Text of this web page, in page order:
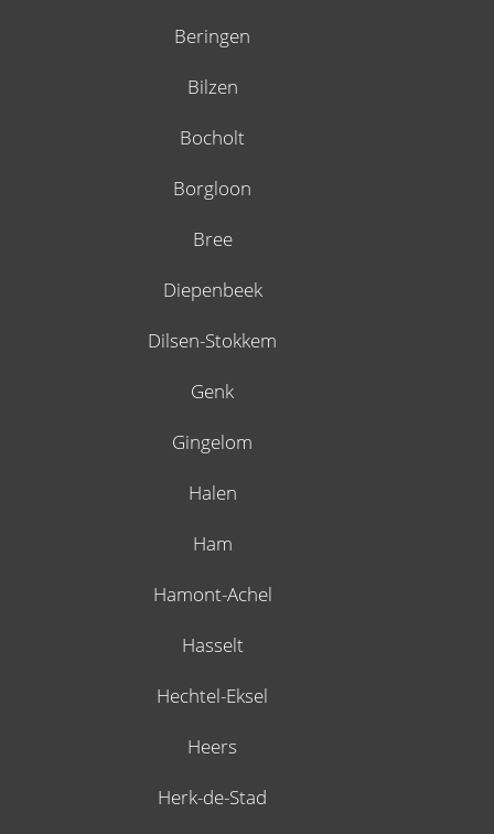
Beringen
Bilzen
Bocholt
Borgloon
Bree
Diepenbeek
Dilsen-Stokkem
Genk
Gingelom
Halen
Ham
Hamont-Achel
Hasselt
Hechtel-Eksel
Heers
Herk-de-Stad